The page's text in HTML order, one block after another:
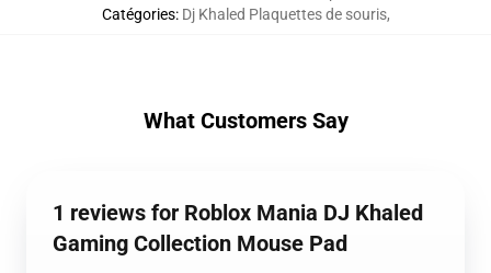
Catégories: Dj Khaled Plaquettes de souris,
What Customers Say
1 reviews for Roblox Mania DJ Khaled
Gaming Collection Mouse Pad